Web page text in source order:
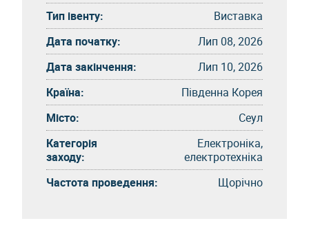
Тип івенту:
Виставка
Дата початку:
Лип 08, 2026
Дата закінчення:
Лип 10, 2026
Країна:
Південна Корея
Місто:
Сеул
Категорія
заходу:
Електроніка,
електротехніка
Частота проведення:
Щорічно